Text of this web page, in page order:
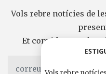
Vols rebre notícies de
Et convidem a